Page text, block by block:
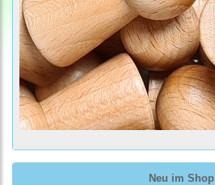
Neu im Shop